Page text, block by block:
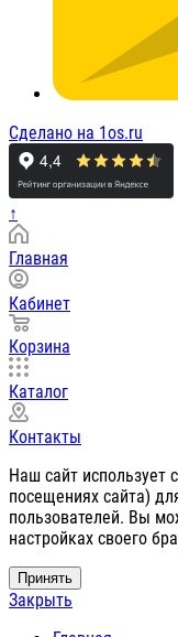
Сделано на 1os.ru
↑
Главная
Кабинет
Корзина
Каталог
Контакты
Наш сайт
посещениях сайта)
пользователей. Вы
настройках своего
Принять
Закрыть